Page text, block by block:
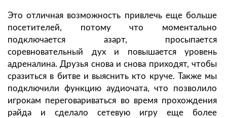
Это отличная возможность привлечь еще больше
посетителей, потому что моментально
подключается азарт, просыпается
соревновательный дух и повышается уровень
адреналина. Друзья снова и снова приходят, чтобы
сразиться в битве и выяснить кто круче. Также мы
подключили функцию аудиочата, что позволило
игрокам переговариваться во время прохождения
райда и сделало сетевую игру еще более